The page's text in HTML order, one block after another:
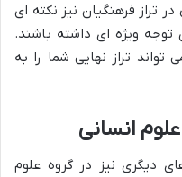
تراز فرهنگیان نیز نکته ای
ویژه ای داشته باشند.
تراز نهایی شما را به
انسانی
دیگری نیز در گروه علوم